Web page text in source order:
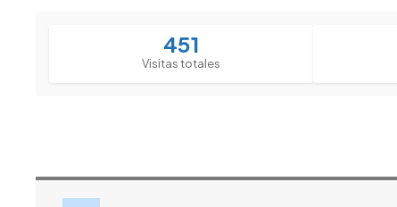
451
Visitas totales